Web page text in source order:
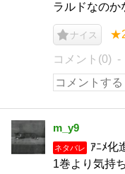
ラルドなのか
ナイス
コメント(0)
m_y9
ネタバレ
ｱﾆﾒ化
1巻より気持